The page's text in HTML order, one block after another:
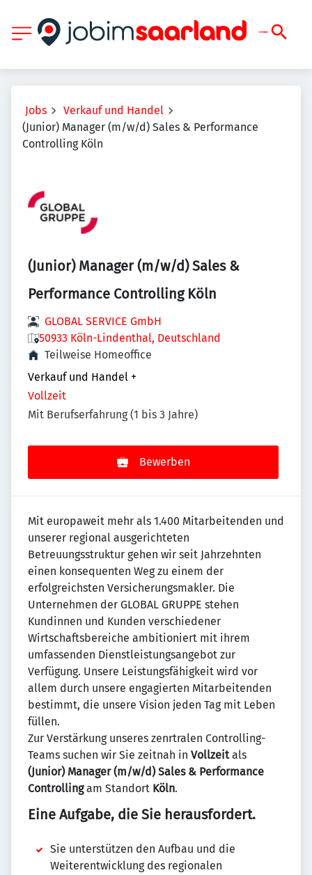
Jobs
Verkauf und Handel
(Junior) Manager (m/w/d) Sales & Performance
Controlling Köln
(Junior) Manager (m/w/d) Sales &
Performance Controlling Köln
GLOBAL SERVICE GmbH
50933 Köln-Lindenthal, Deutschland
Teilweise Homeoffice
Verkauf und Handel +
Vollzeit
Mit Berufserfahrung (1 bis 3 Jahre)
Bewerben
Mit europaweit mehr als 1.400 Mitarbeitenden und
unserer regional ausgerichteten
Betreuungsstruktur gehen wir seit Jahrzehnten
einen konsequenten Weg zu einem der
erfolgreichsten Versicherungsmakler. Die
Unternehmen der GLOBAL GRUPPE stehen
Kundinnen und Kunden verschiedener
Wirtschaftsbereiche ambitioniert mit ihrem
umfassenden Dienstleistungsangebot zur
Verfügung. Unsere Leistungsfähigkeit wird vor
allem durch unsere engagierten Mitarbeitenden
bestimmt, die unsere Vision jeden Tag mit Leben
füllen.
Zur Verstärkung unseres zenrtralen Controlling-
Teams suchen wir Sie zeitnah in Vollzeitals
(Junior) Manager (m/w/d) Sales & Performance
Controllingam Standort Köln.
Eine Aufgabe, die Sie herausfordert.
Sie unterstützen den Aufbau und die
Weiterentwicklung des regionalen